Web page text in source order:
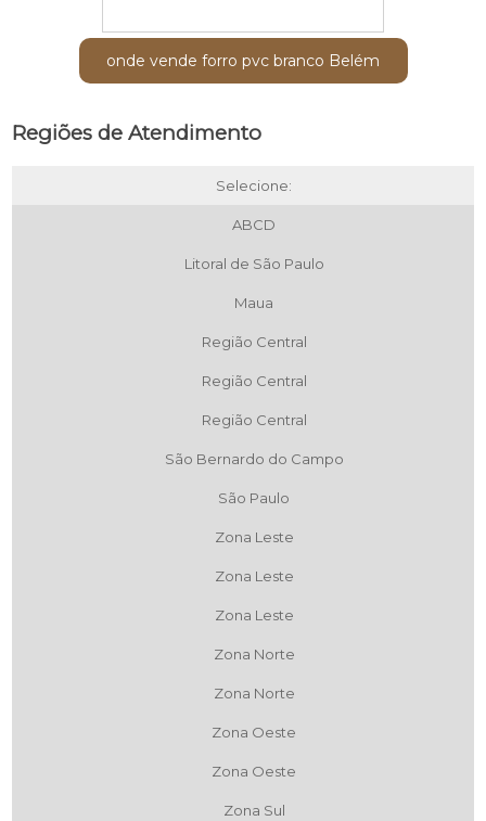
onde vende forro pvc branco Belém
Regiões de Atendimento
Selecione:
ABCD
Litoral de São Paulo
Maua
Região Central
Região Central
Região Central
São Bernardo do Campo
São Paulo
Zona Leste
Zona Leste
Zona Leste
Zona Norte
Zona Norte
Zona Oeste
Zona Oeste
Zona Sul